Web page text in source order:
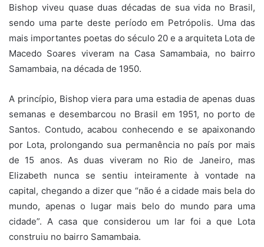
Bishop viveu quase duas décadas de sua vida no Brasil,
sendo uma parte deste período em Petrópolis. Uma das
mais importantes poetas do século 20 e a arquiteta Lota de
Macedo Soares viveram na Casa Samambaia, no bairro
Samambaia, na década de 1950.
A princípio, Bishop viera para uma estadia de apenas duas
semanas e desembarcou no Brasil em 1951, no porto de
Santos. Contudo, acabou conhecendo e se apaixonando
por Lota, prolongando sua permanência no país por mais
de 15 anos. As duas viveram no Rio de Janeiro, mas
Elizabeth nunca se sentiu inteiramente à vontade na
capital, chegando a dizer que “não é a cidade mais bela do
mundo, apenas o lugar mais belo do mundo para uma
cidade”. A casa que considerou um lar foi a que Lota
construiu no bairro Samambaia.